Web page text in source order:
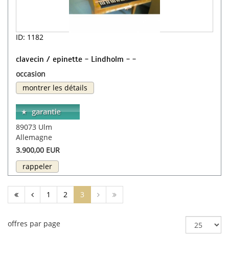
ID: 1182
clavecin / epinette - Lindholm - -
occasion
montrer les détails
89073 Ulm
Allemagne
3.900,00 EUR
rappeler
1 2 3 (current)
offres par page